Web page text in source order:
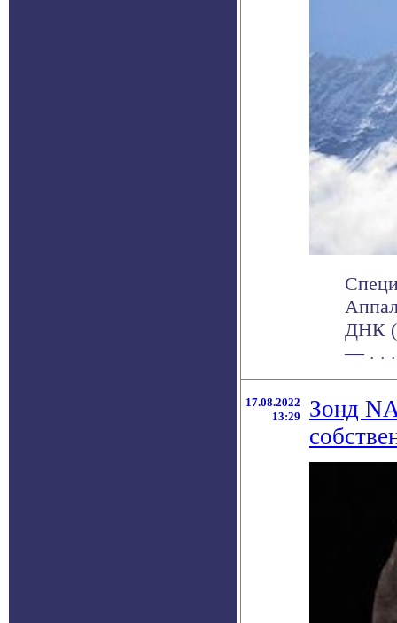
ДНК
— . . .
17.08.2022
13:29
Зонд